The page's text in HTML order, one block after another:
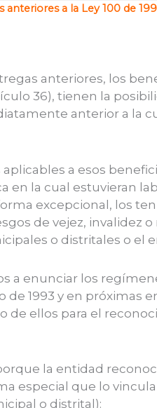
a la Ley 100 de
anteriores, los
36), tienen la
anterior a la
a esos
en la cual estuvieran
excepcional, los
de vejez, invalidez
o distritales o el
a enunciar los
de 1993 y en próximas
de ellos para el
la entidad
especial que lo
o distrital):